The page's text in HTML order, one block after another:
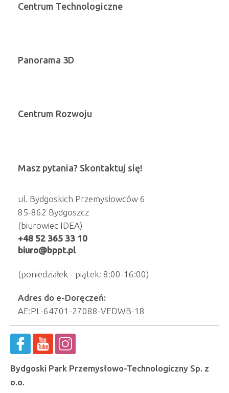
Centrum Technologiczne
Panorama 3D
Centrum Rozwoju
Masz pytania? Skontaktuj się!
ul. Bydgoskich Przemysłowców 6
85-862 Bydgoszcz
(biurowiec IDEA)
+48 52 365 33 10
biuro@bppt.pl
(poniedziałek - piątek: 8:00-16:00)
Adres do e-Doręczeń:
AE:PL-64701-27088-VEDWB-18
Bydgoski Park Przemysłowo-Technologiczny Sp. z
o.o.